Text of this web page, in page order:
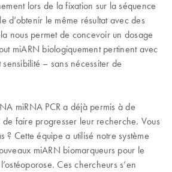
lors de la fixation sur la séquence
d’obtenir le même résultat avec des
nous permet de concevoir un dosage
miARN biologiquement pertinent avec
– sans nécessiter de
miRNA PCR a déjà permis à de
de faire progresser leur recherche. Vous
? Cette équipe a utilisé notre système
miARN biomarqueurs pour le
Ces chercheurs s’en